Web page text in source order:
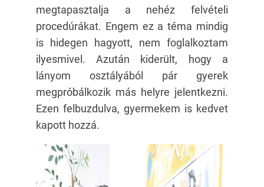
megtapasztalja a nehéz felvételi
procedúrákat. Engem ez a téma mindig
is hidegen hagyott, nem foglalkoztam
ilyesmivel. Azután kiderült, hogy a
lányom osztályából pár gyerek
megpróbálkozik más helyre jelentkezni.
Ezen felbuzdulva, gyermekem is kedvet
kapott hozzá.